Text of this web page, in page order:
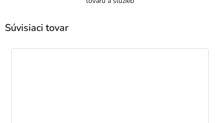
Súvisiaci tovar